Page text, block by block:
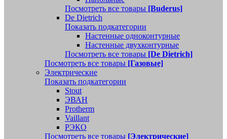
Посмотреть все товары [Buderus]
De Dietrich
Показать подкатегории
Настенные одноконтурные
Настенные двухконтурные
Посмотреть все товары [De Dietrich]
Посмотреть все товары [Газовые]
Электрические
Показать подкатегории
Stout
ЭВАН
Protherm
Vaillant
РЭКО
Посмотреть все товары [Электрические]